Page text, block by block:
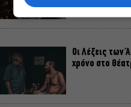
Οι Λέξεις των
χρόνο στο